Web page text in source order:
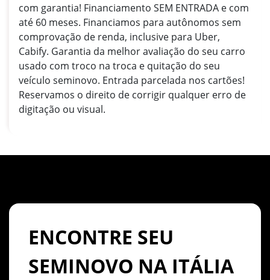
com garantia! Financiamento SEM ENTRADA e com
até 60 meses. Financiamos para autônomos sem
comprovação de renda, inclusive para Uber,
Cabify. Garantia da melhor avaliação do seu carro
usado com troco na troca e quitação do seu
veículo seminovo. Entrada parcelada nos cartões!
Reservamos o direito de corrigir qualquer erro de
digitação ou visual.
ENCONTRE SEU
SEMINOVO NA ITÁLIA